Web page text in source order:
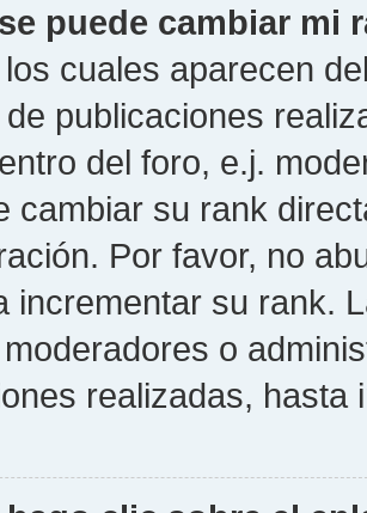
puede cambiar mi
cuales aparecen
publicaciones
del foro, e.j.
cambiar su rank
Por favor, no
incrementar su rank.
o
realizadas, hasta